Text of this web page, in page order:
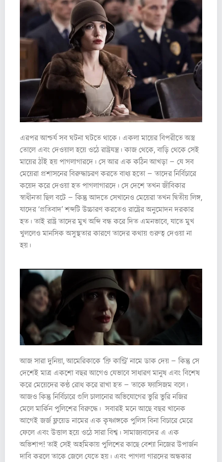
এরপর আশ্চর্য সব ঘটনা ঘটতে থাকে। একলা মায়ের বিপরীতে অস্ত্র
তোলে এবং দেওয়াল হয়ে ওঠে রাষ্ট্রযন্ত্র। কাজ থেকে, বাড়ি থেকে সেই
মায়ের ঠাঁই হয় পাগলাগারদে। সে আর এক কঠিন আখড়া – যে সব
মেয়েরা প্রশাসনের বিরুদ্ধাচরণ করতে বাধ্য হতো – তাদের নির্বিচারে
কয়েদ করে দেওয়া হত পাগলাগারদে। সে দেশে তখন জীবিকার
স্বাধীনতা ছিল বটে – কিন্তু আদতে সেখানেও মেয়েরা তখন দ্বিতীয় লিঙ্গ,
যাদের ‘প্রতিবাদ’ শব্দটি উচ্চারণ করতেও রাষ্ট্রের অনুমোদন দরকার
হত। তাই রাষ্ট্র তাদের মুখ অব্দি বন্ধ করে দিত এমনভাবে, যাতে মুখ
খুললেও মানসিক অসুস্থতার কারণে তাদের কথায় গুরুত্ব দেওয়া না
হয়।
আজ সারা দুনিয়া, আমেরিকাকে ‘ফ্রি কান্ট্রি’ নামে ডাক দেয় – কিন্তু সে
দেশেই মাত্র একশো বছর আগেও যেভাবে সাধারণ মানুষ এবং বিশেষ
করে মেয়েদের কণ্ঠ রোধ করে রাখা হত – তাকে ফ্যাসিজম বলে।
আজও কিন্তু নির্বিচারে গুলি চালানোর অভিযোগের ভুরি ভুরি নজির
মেলে মার্কিন পুলিশের বিরুদ্ধে। সবারই মনে আছে বছর খানেক
আগেই জর্জ ফ্লয়েড নামের এক কৃষ্ণাঙ্গকে পুলিস বিনা বিচারে মেরে
ফেলে এবং উত্তাল হয়ে ওঠে সারা বিশ্ব। সামাজ্যবাদের এ এক
অভিশাপ! তাই সেই অহমিকায় পুলিশের কাছে বেশ্যা নিজের উপার্জন
দাবি করলে তাকে জেলে যেতে হয়। এবং পাগলা গারদের অন্ধকার